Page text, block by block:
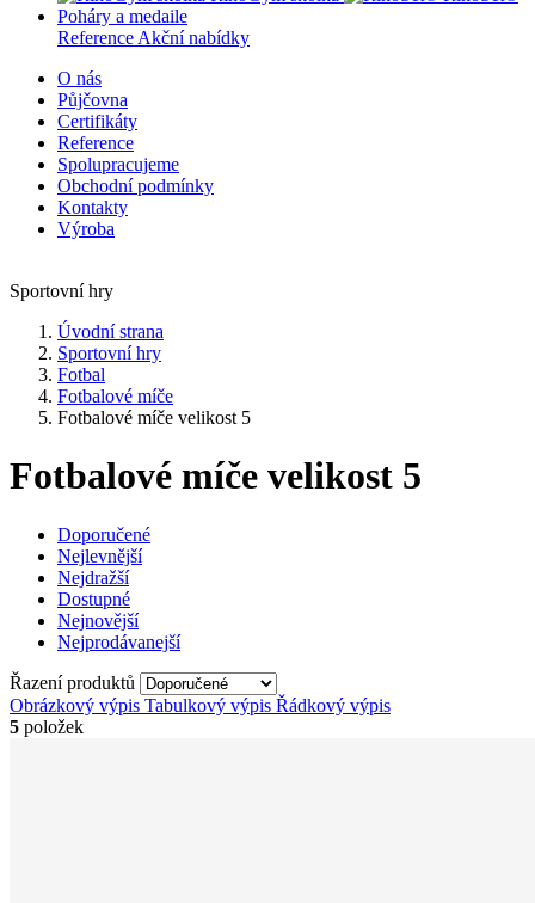
Poháry a medaile
Reference Akční nabídky
O nás
Půjčovna
Certifikáty
Reference
Spolupracujeme
Obchodní podmínky
Kontakty
Výroba
Sportovní hry
Úvodní strana
Sportovní hry
Fotbal
Fotbalové míče
Fotbalové míče velikost 5
Fotbalové míče velikost 5
Doporučené
Nejlevnější
Nejdražší
Dostupné
Nejnovější
Nejprodávanejší
Řazení produktů
Obrázkový výpis Tabulkový výpis Řádkový výpis
5 položek